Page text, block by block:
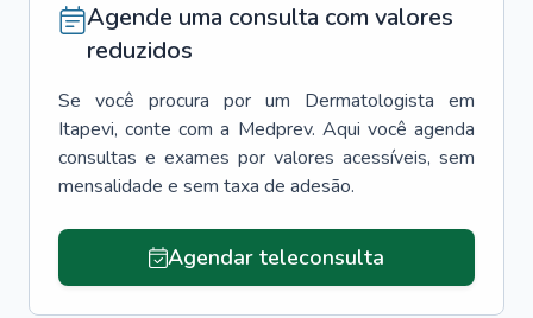
Agende uma consulta com valores
reduzidos
Se você procura por um Dermatologista em
Itapevi, conte com a Medprev. Aqui você agenda
consultas e exames por valores acessíveis, sem
mensalidade e sem taxa de adesão.
Agendar teleconsulta